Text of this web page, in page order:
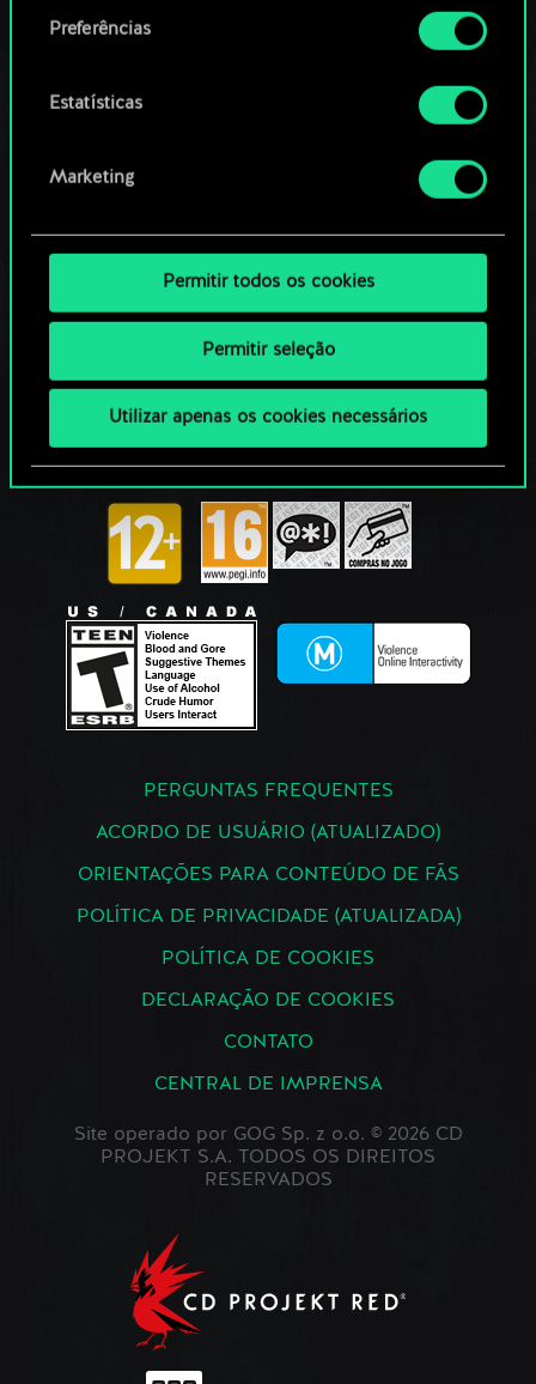
de cookies e poderá ajustar as suas preferências
no menu "Configurações" abaixo.
Preferências
Estatísticas
Marketing
Permitir todos os cookies
Permitir seleção
Utilizar apenas os cookies necessários
FIQUE CONECTADO
PERGUNTAS FREQUENTES
ACORDO DE USUÁRIO (ATUALIZADO)
ORIENTAÇÕES PARA CONTEÚDO DE FÃS
POLÍTICA DE PRIVACIDADE (ATUALIZADA)
POLÍTICA DE COOKIES
DECLARAÇÃO DE COOKIES
CONTATO
CENTRAL DE IMPRENSA
Site operado por GOG Sp. z o.o. © 2026 CD
PROJEKT S.A. TODOS OS DIREITOS
RESERVADOS